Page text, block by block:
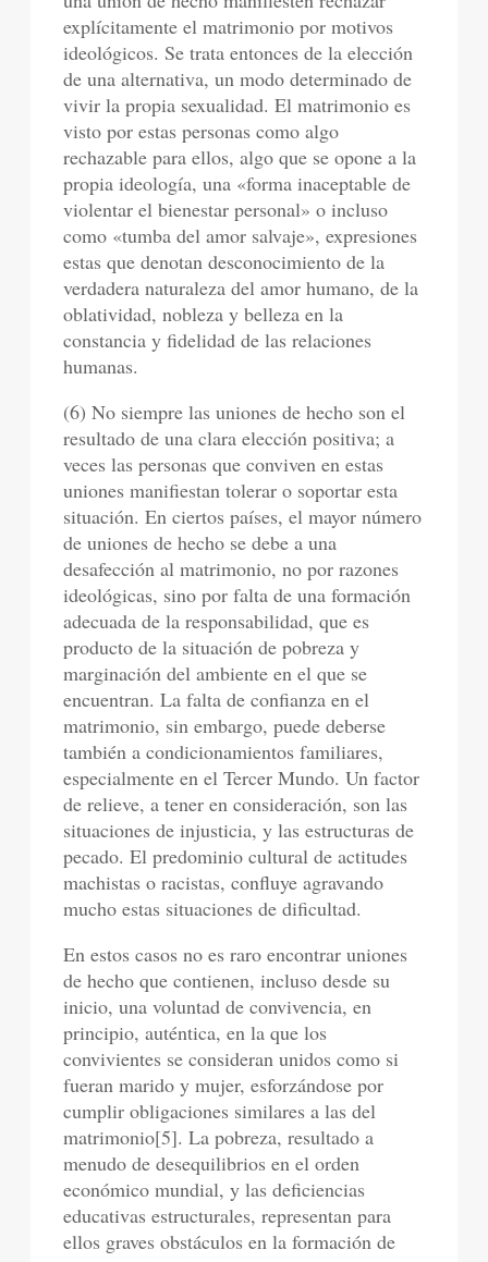
explícitamente el matrimonio por motivos
ideológicos. Se trata entonces de la elección
de una alternativa, un modo determinado de
vivir la propia sexualidad. El matrimonio es
visto por estas personas como algo
rechazable para ellos, algo que se opone a la
propia ideología, una «forma inaceptable de
violentar el bienestar personal» o incluso
como «tumba del amor salvaje», expresiones
estas que denotan desconocimiento de la
verdadera naturaleza del amor humano, de la
oblatividad, nobleza y belleza en la
constancia y fidelidad de las relaciones
humanas.
(6) No siempre las uniones de hecho son el
resultado de una clara elección positiva; a
veces las personas que conviven en estas
uniones manifiestan tolerar o soportar esta
situación. En ciertos países, el mayor número
de uniones de hecho se debe a una
desafección al matrimonio, no por razones
ideológicas, sino por falta de una formación
adecuada de la responsabilidad, que es
producto de la situación de pobreza y
marginación del ambiente en el que se
encuentran. La falta de confianza en el
matrimonio, sin embargo, puede deberse
también a condicionamientos familiares,
especialmente en el Tercer Mundo. Un factor
de relieve, a tener en consideración, son las
situaciones de injusticia, y las estructuras de
pecado. El predominio cultural de actitudes
machistas o racistas, confluye agravando
mucho estas situaciones de dificultad.
En estos casos no es raro encontrar uniones
de hecho que contienen, incluso desde su
inicio, una voluntad de convivencia, en
principio, auténtica, en la que los
convivientes se consideran unidos como si
fueran marido y mujer, esforzándose por
cumplir obligaciones similares a las del
matrimonio[5]. La pobreza, resultado a
menudo de desequilibrios en el orden
económico mundial, y las deficiencias
educativas estructurales, representan para
ellos graves obstáculos en la formación de